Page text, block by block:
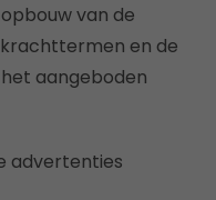
van de
en de
aangeboden